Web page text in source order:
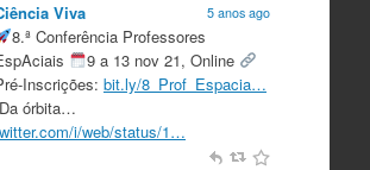
Viva 5 anos ago
8.ª Conferência Professores
9 a 13 nov 21, Online
Inscrições: bit.ly/8_Prof_Espacia…
órbita…
i/web/status/1…